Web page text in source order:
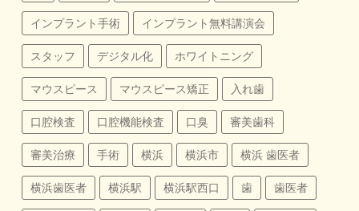
インプラント手術 インプラント無料講演会
スタッフ デジタル化 ホワイトニング
マウスピース マウスピース矯正 入れ歯
口腔検査 口腔機能検査 口臭 審美歯科
審美治療 手術 横浜 横浜市 横浜 歯医者
横浜歯医者 横浜駅 横浜駅西口 歯 歯医者